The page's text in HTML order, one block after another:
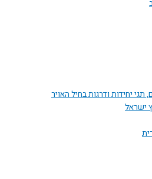
תגי יחידות ודרגות בחיל האויר
ישראל